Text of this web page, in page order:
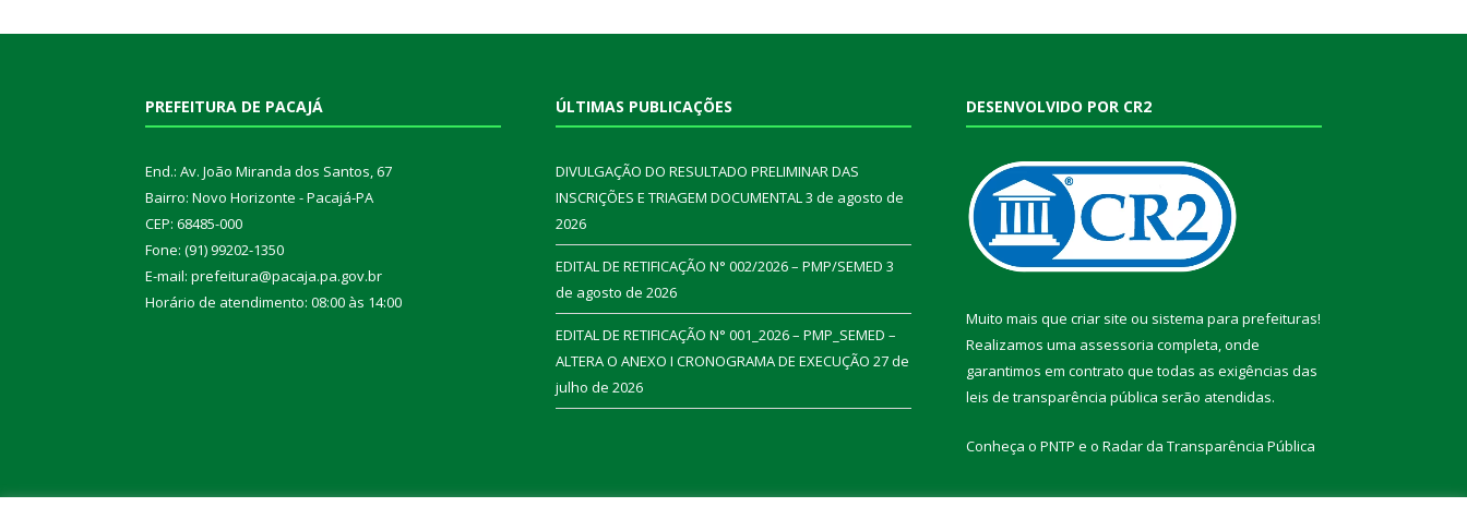
PREFEITURA DE PACAJÁ
End.: Av. João Miranda dos Santos, 67
Bairro: Novo Horizonte - Pacajá-PA
CEP: 68485-000
Fone: (91) 99202-1350
E-mail: prefeitura@pacaja.pa.gov.br
Horário de atendimento: 08:00 às 14:00
ÚLTIMAS PUBLICAÇÕES
DIVULGAÇÃO DO RESULTADO PRELIMINAR DAS
INSCRIÇÕES E TRIAGEM DOCUMENTAL3 de agosto de
2026
EDITAL DE RETIFICAÇÃO N° 002/2026 – PMP/SEMED 3
de agosto de 2026
EDITAL DE RETIFICAÇÃO N° 001_2026 – PMP_SEMED –
ALTERA O ANEXO I CRONOGRAMA DE EXECUÇÃO 27 de
julho de 2026
DESENVOLVIDO POR CR2
Muito mais que criar site ou sistema para prefeituras!
Realizamos uma assessoria completa, onde
garantimos em contrato que todas as exigências das
leis de transparência pública serão atendidas.
Conheça o PNTP e o Radar da Transparência Pública